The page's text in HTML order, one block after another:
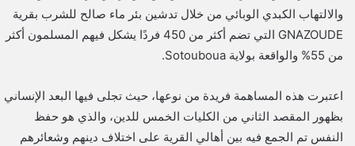
والالتهاب الكبدي الوبائي من خلال تدشين بئر ماء صالح للشرب بقرية
GNAZOUDE التي تضم أكثر من 450 فردًا يشكل فيهم المسلمون أكثر
من 55% والواقعة بولاية Sotouboua.
اعتبرت هذه المساهمة فريدة من نوعها، حيث تجلى فيها البعد الإنساني
بظهور المقصد الثاني من الكليات الخمس للدين، والذي هو حفظ
النفس تم الجمع فيه بين أهالي القرية على اختلاف دينهم وشعائرهم